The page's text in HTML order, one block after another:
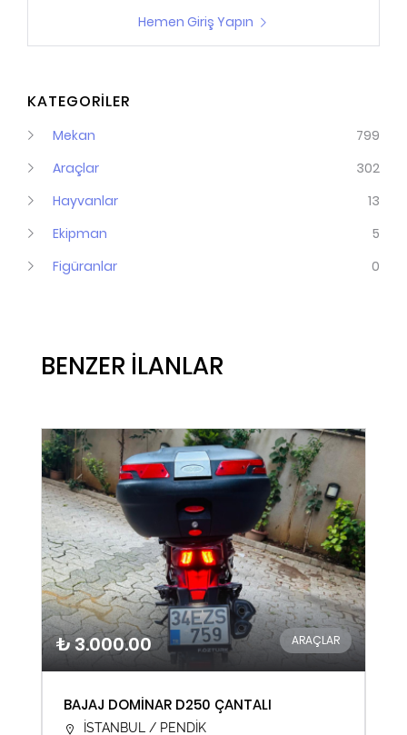
Hemen Giriş Yapın
KATEGORİLER
Mekan
799
Araçlar
302
Hayvanlar
13
Ekipman
5
Figüranlar
0
BENZER İLANLAR
₺ 3.000.00 ARAÇLAR
BAJAJ DOMİNAR D250 ÇANTALI
İSTANBUL / PENDİK